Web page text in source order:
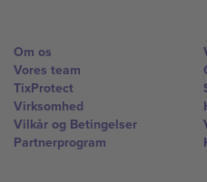
Om os
Vores team
TixProtect
Virksomhed
Vilkår og Betingelser
Partnerprogram